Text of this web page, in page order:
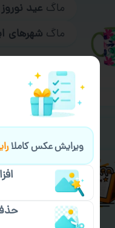
ماگ عید نوروز
ماگ شهرهای
خیالت
ویرایش عکس کاملا